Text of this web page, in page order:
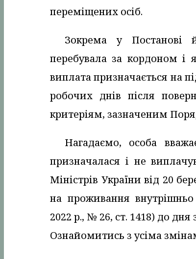
переміщених осіб.
Зокрема у Постанові
перебувала за кордоном і
виплата призначається на
робочих днів після
критеріям, зазначеним
Нагадаємо, особа
призначалася і не
Міністрів України від 20
на проживання
2022 р., № 26, ст. 1418) до дня
Ознайомитись з усіма